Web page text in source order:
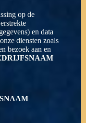
op de
en data
diensten zoals
bezoek aan en